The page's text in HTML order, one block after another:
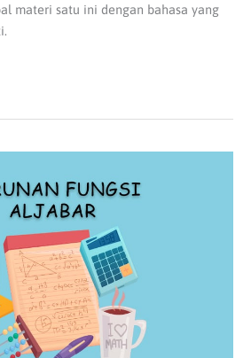
materi satu ini dengan bahasa yang